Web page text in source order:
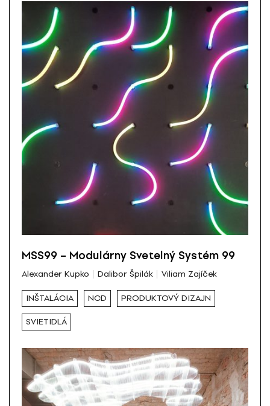
MSS99 – Modulárny Svetelný Systém 99
Alexander Kupko Dalibor Špilák Viliam Zajíček
INŠTALÁCIA NCD PRODUKTOVÝ DIZAJN
SVIETIDLÁ